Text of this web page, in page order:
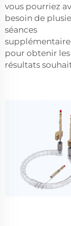
vous pourriez
besoin de
séances
pour obtenir les
résultats